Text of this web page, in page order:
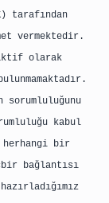
tarafından
vermektedir.
olarak
kabul
bir
bağlantısı